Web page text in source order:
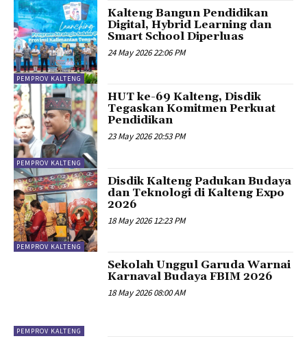
PEMPROV KALTENG
Kalteng Bangun Pendidikan
Digital, Hybrid Learning dan
Smart School Diperluas
24 May 2026 22:06 PM
PEMPROV KALTENG
HUT ke-69 Kalteng, Disdik
Tegaskan Komitmen Perkuat
Pendidikan
23 May 2026 20:53 PM
PEMPROV KALTENG
Disdik Kalteng Padukan Budaya
dan Teknologi di Kalteng Expo
2026
18 May 2026 12:23 PM
PEMPROV KALTENG
Sekolah Unggul Garuda Warnai
Karnaval Budaya FBIM 2026
18 May 2026 08:00 AM